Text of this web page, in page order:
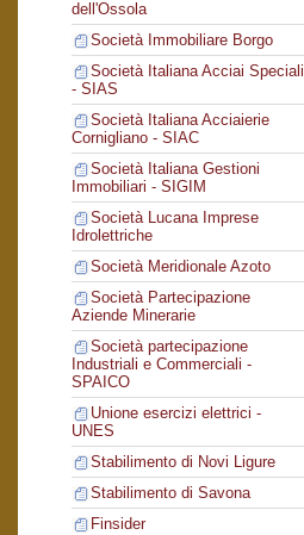
dell'Ossola
Società Immobiliare Borgo
Società Italiana Acciai Speciali
- SIAS
Società Italiana Acciaierie
Cornigliano - SIAC
Società Italiana Gestioni
Immobiliari - SIGIM
Società Lucana Imprese
Idrolettriche
Società Meridionale Azoto
Società Partecipazione
Aziende Minerarie
Società partecipazione
Industriali e Commerciali -
SPAICO
Unione esercizi elettrici -
UNES
Stabilimento di Novi Ligure
Stabilimento di Savona
Finsider